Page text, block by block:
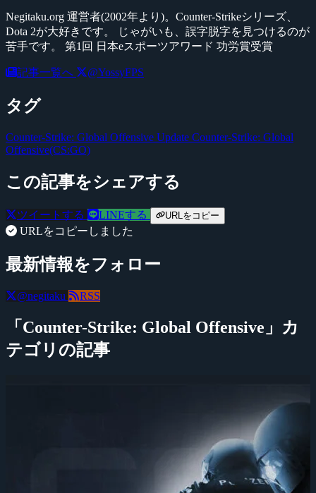
Negitaku.org 運営者(2002年より)。Counter-Strikeシリーズ、
Dota 2が大好きです。 じゃがいも、誤字脱字を見つけるのが
苦手です。 第1回 日本eスポーツアワード 功労賞受賞
記事一覧へ @YossyFPS
タグ
Counter-Strike: Global Offensive Update Counter-Strike: Global
Offensive(CS:GO)
この記事をシェアする
ツイートする LINEする URLをコピー
URLをコピーしました
最新情報をフォロー
@negitaku RSS
「Counter-Strike: Global Offensive」カ
テゴリの記事